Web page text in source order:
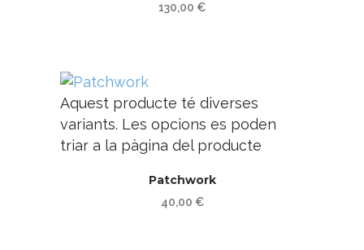
130,00 €
Aquest producte té diverses
variants. Les opcions es poden
triar a la pàgina del producte
Patchwork
40,00 €